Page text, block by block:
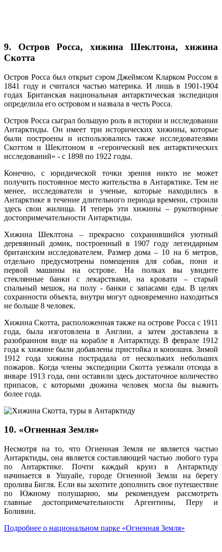
9. Остров Росса, хижина Шеклтона, хижина
Скотта
Остров Росса был открыт сэром Джеймсом Кларком Россом в
1841 году и считался частью материка. И лишь в 1901-1904
годах Британская национальная антарктическая экспедиция
определила его островом и назвала в честь Росса.
Остров Росса сыграл большую роль в истории и исследовании
Антарктиды. Он имеет три исторических хижины, которые
были построены и использовались также исследователями
Скоттом и Шеклтоном в «героический век антарктических
исследований» - с 1898 по 1922 годы.
Конечно, с юридической точки зрения никто не может
получить постоянное место жительства в Антарктике. Тем не
менее, исследователи и ученые, которые находились в
Антарктике в течение длительного периода времени, строили
здесь свои жилища. И теперь эти хижины – рукотворные
достопримечательности Антарктиды.
Хижина Шеклтона – прекрасно сохранившийся уютный
деревянный домик, построенный в 1907 году легендарным
британским исследователем. Размер дома – 10 на 6 метров,
отдельно предусмотрены помещения для собак, пони и
первой машины на острове. На полках вы увидите
стеклянные банки с лекарствами, на кровати – старый
спальный мешок, на полу - банки с запасами еды. В целях
сохранности объекта, внутри могут одновременно находиться
не больше 8 человек.
Хижина Скотта, расположенная также на острове Росса с 1911
года, была изготовлена в Англии, а затем доставлена в
разобранном виде на корабле в Антарктиду. В феврале 1912
года к хижине были добавлены пристойка и конюшня. Зимой
1912 года хижина пострадала от нескольких небольших
пожаров. Когда члены экспедиции Скотта уезжали отсюда в
январе 1913 года, они оставили здесь достаточное количество
припасов, с которыми дюжина человек могла бы выжить
более года.
10. «Огненная Земля»
Несмотря на то, что Огненная Земля не является частью
Антарктиды, она является составляющей частью любого тура
по Антарктике. Почти каждый круиз в Антарктиду
начинается в Ушуайе, городе Огненной Земли на берегу
пролива Бигля. Если вы захотите дополнить свое путешествие
по Южному полушарию, мы рекомендуем рассмотреть
главные достопримечательности Аргентины, Перу и
Боливии.
Подробнее о национальном парке «Огненная Земля»